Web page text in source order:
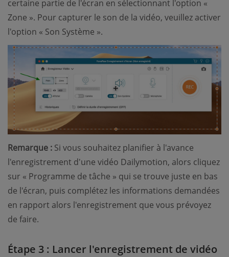
certaine partie de l'écran en sélectionnant l'option «
Zone ». Pour capturer le son de la vidéo, veuillez activer
l'option « Son Système ».
Remarque : Si vous souhaitez planifier à l'avance
l'enregistrement d'une vidéo Dailymotion, alors cliquez
sur « Programme de tâche » qui se trouve juste en bas
de l'écran, puis complétez les informations demandées
en rapport alors l'enregistrement que vous prévoyez
de faire.
Étape 3 : Lancer l'enregistrement de vidéo